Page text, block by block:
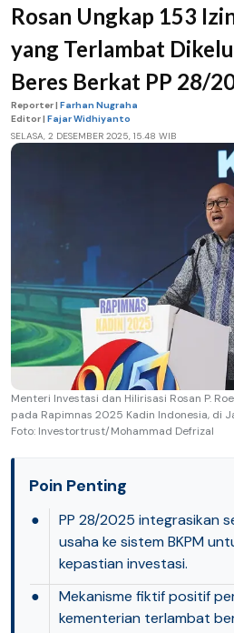
Rosan Ungkap 153
yang Terlambat
Beres Berkat PP 28/
Reporter | Farhan Nugraha
Editor | Fajar Widhiyanto
SELASA, 2 DESEMBER 2025, 15.48 WIB
Menteri Investasi dan Hilirisasi Rosan P.
pada Rapimnas 2025 Kadin Indonesia, di
Foto: Investortrust/Mohammad Defrizal
Poin Penting
●
PP 28/2025 integrasikan
usaha ke sistem BKPM
kepastian investasi.
●
Mekanisme fiktif positif
kementerian terlambat